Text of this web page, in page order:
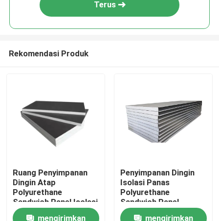
Tentang kita
Kontak
Terus
Rekomendasi Produk
Ruang Penyimpanan
Dingin Atap
Polyurethane
Sandwich Panel Isolasi
Tidak Mudah Terbakar
mengirimkan
Penyimpanan Dingin
Isolasi Panas
Polyurethane
Sandwich Panel
Pengurangan
mengirimkan